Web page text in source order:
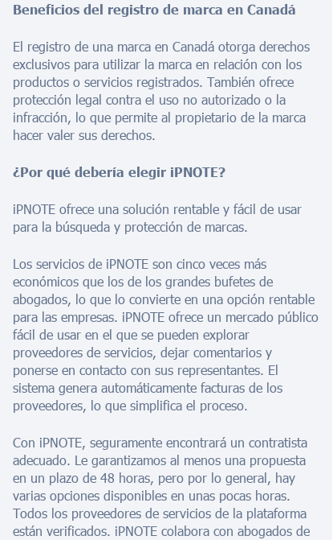
Beneficios del registro de marca en Canadá
El registro de una marca en Canadá otorga derechos
exclusivos para utilizar la marca en relación con los
productos o servicios registrados. También ofrece
protección legal contra el uso no autorizado o la
infracción, lo que permite al propietario de la marca
hacer valer sus derechos.
¿Por qué debería elegir iPNOTE?
iPNOTE ofrece una solución rentable y fácil de usar
para la búsqueda y protección de marcas.
Los servicios de iPNOTE son cinco veces más
económicos que los de los grandes bufetes de
abogados, lo que lo convierte en una opción rentable
para las empresas. iPNOTE ofrece un mercado público
fácil de usar en el que se pueden explorar
proveedores de servicios, dejar comentarios y
ponerse en contacto con sus representantes. El
sistema genera automáticamente facturas de los
proveedores, lo que simplifica el proceso.
Con iPNOTE, seguramente encontrará un contratista
adecuado. Le garantizamos al menos una propuesta
en un plazo de 48 horas, pero por lo general, hay
varias opciones disponibles en unas pocas horas.
Todos los proveedores de servicios de la plataforma
están verificados. iPNOTE colabora con abogados de